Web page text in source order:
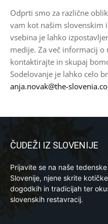
Odprti smo za različne
vam kot našim slovenskim
vsebina je lahko
medije. Za več informacij
kontaktirajte in skupaj
Sodelovanje je lahko celo
anja.novak@the-
ČUDEŽI IZ SLOVENIJE
Prijavite se na naše
Slovenije, njene skrite
dogodkih in tradicijah ter
slovenskih restavracij.